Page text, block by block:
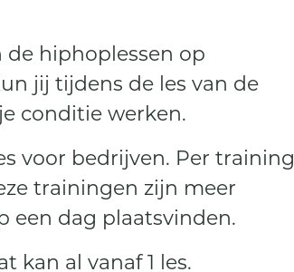
de hiphoplessen op
jij tijdens de les van de
conditie werken.
voor bedrijven. Per training
trainingen zijn meer
een dag plaatsvinden.
kan al vanaf 1 les.